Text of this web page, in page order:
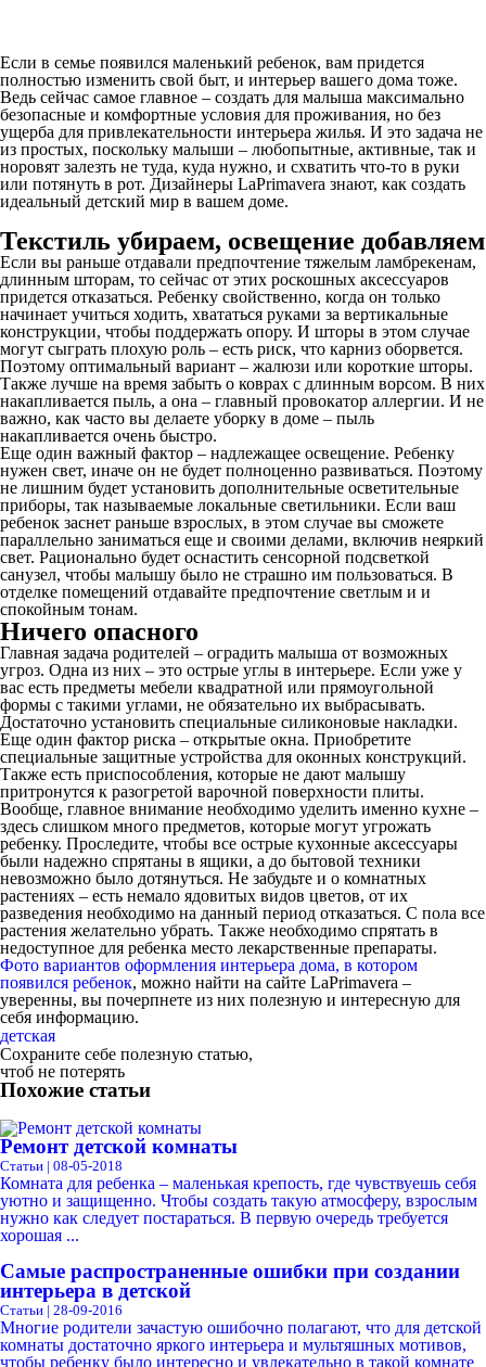
Если в семье появился маленький ребенок, вам придется
полностью изменить свой быт, и интерьер вашего дома тоже.
Ведь сейчас самое главное – создать для малыша максимально
безопасные и комфортные условия для проживания, но без
ущерба для привлекательности интерьера жилья. И это задача не
из простых, поскольку малыши – любопытные, активные, так и
норовят залезть не туда, куда нужно, и схватить что-то в руки
или потянуть в рот. Дизайнеры LaPrimavera знают, как создать
идеальный детский мир в вашем доме.
Текстиль убираем, освещение добавляем
Если вы раньше отдавали предпочтение тяжелым ламбрекенам,
длинным шторам, то сейчас от этих роскошных аксессуаров
придется отказаться. Ребенку свойственно, когда он только
начинает учиться ходить, хвататься руками за вертикальные
конструкции, чтобы поддержать опору. И шторы в этом случае
могут сыграть плохую роль – есть риск, что карниз оборвется.
Поэтому оптимальный вариант – жалюзи или короткие шторы.
Также лучше на время забыть о коврах с длинным ворсом. В них
накапливается пыль, а она – главный провокатор аллергии. И не
важно, как часто вы делаете уборку в доме – пыль
накапливается очень быстро.
Еще один важный фактор – надлежащее освещение. Ребенку
нужен свет, иначе он не будет полноценно развиваться. Поэтому
не лишним будет установить дополнительные осветительные
приборы, так называемые локальные светильники. Если ваш
ребенок заснет раньше взрослых, в этом случае вы сможете
параллельно заниматься еще и своими делами, включив неяркий
свет. Рационально будет оснастить сенсорной подсветкой
санузел, чтобы малышу было не страшно им пользоваться. В
отделке помещений отдавайте предпочтение светлым и и
спокойным тонам.
Ничего опасного
Главная задача родителей – оградить малыша от возможных
угроз. Одна из них – это острые углы в интерьере. Если уже у
вас есть предметы мебели квадратной или прямоугольной
формы с такими углами, не обязательно их выбрасывать.
Достаточно установить специальные силиконовые накладки.
Еще один фактор риска – открытые окна. Приобретите
специальные защитные устройства для оконных конструкций.
Также есть приспособления, которые не дают малышу
притронутся к разогретой варочной поверхности плиты.
Вообще, главное внимание необходимо уделить именно кухне –
здесь слишком много предметов, которые могут угрожать
ребенку. Проследите, чтобы все острые кухонные аксессуары
были надежно спрятаны в ящики, а до бытовой техники
невозможно было дотянуться. Не забудьте и о комнатных
растениях – есть немало ядовитых видов цветов, от их
разведения необходимо на данный период отказаться. С пола все
растения желательно убрать. Также необходимо спрятать в
недоступное для ребенка место лекарственные препараты.
Фото вариантов оформления интерьера дома, в котором
появился ребенок, можно найти на сайте LaPrimavera –
уверенны, вы почерпнете из них полезную и интересную для
себя информацию.
детская
Сохраните себе полезную статью,
чтоб не потерять
Похожие статьи
Ремонт детской комнаты
Статьи | 08-05-2018
Комната для ребенка – маленькая крепость, где чувствуешь себя
уютно и защищенно. Чтобы создать такую атмосферу, взрослым
нужно как следует постараться. В первую очередь требуется
хорошая ...
Самые распространенные ошибки при создании
интерьера в детской
Статьи | 28-09-2016
Многие родители зачастую ошибочно полагают, что для детской
комнаты достаточно яркого интерьера и мультяшных мотивов,
чтобы ребенку было интересно и увлекательно в такой комнате